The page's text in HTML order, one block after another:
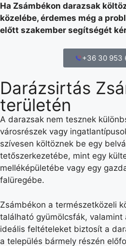
Ha Zsámbékon darazsak
közelébe, érdemes még a
előtt szakember segítségét
+36 30 953
Darázsirtás
területén
A darazsak nem tesznek
városrészek vagy
szívesen költöznek be egy
tetőszerkezetébe, mint egy
melléképületébe vagy egy
falüregébe.
Zsámbékon a természetközeli
található gyümölcsfák, valamint
ideális feltételeket biztosít a
a település bármely részén